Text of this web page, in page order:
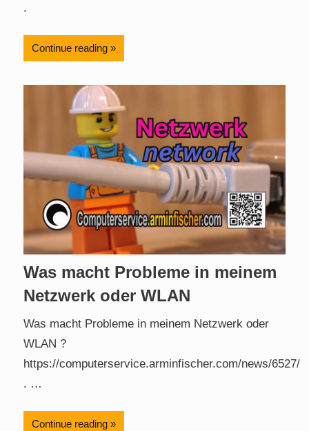
.
Continue reading
Was macht Probleme in meinem
Netzwerk oder WLAN
Was macht Probleme in meinem Netzwerk oder
WLAN ?
https://computerservice.arminfischer.com/news/6527/
. …
Continue reading